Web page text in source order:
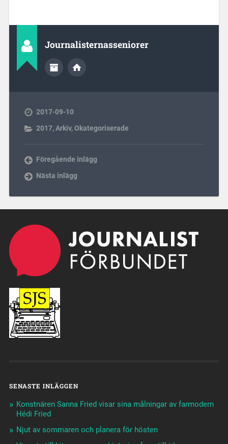
Journalisternasseniorer
2017-09-10
2017,Arkiv,Okategoriserade
Föregående inlägg
Nästa inlägg
SENASTE INLÄGGEN
Konstnären Sanna Fried visar sina målningar av farmodern
Hédi Fried
Njut av sommaren och planera för hösten